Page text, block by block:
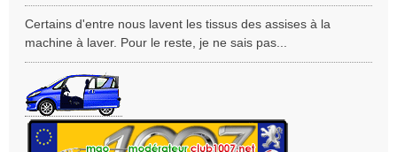
e
s
Certains d'entre nous lavent les tissus des assises à la
machine à laver. Pour le reste, je ne sais pas...